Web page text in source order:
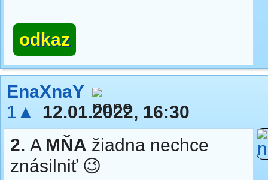
odkaz
EnaXnaY
1▲
12.01.2022, 16:30
2. A MŇA žiadna nechce
znásilniť 😉